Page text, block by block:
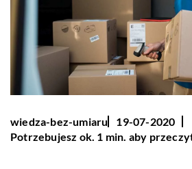
wiedza-bez-umiaru
19-07-2020
Potrzebujesz ok. 1 min. aby